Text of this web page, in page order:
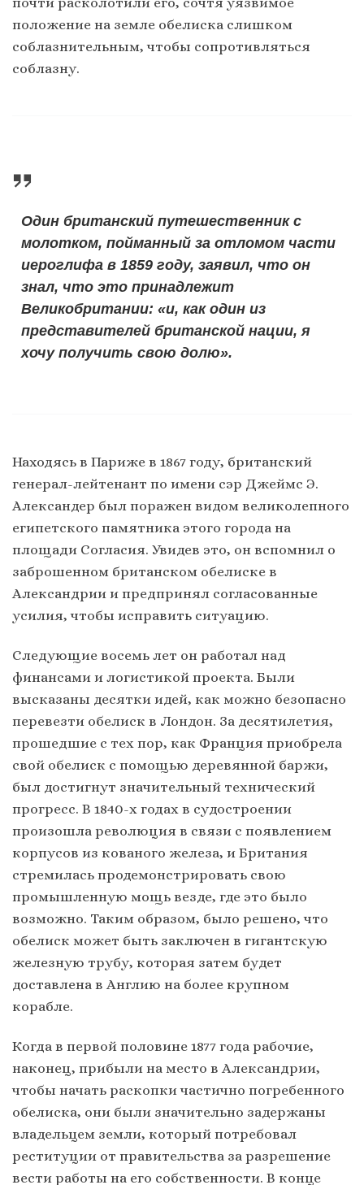
положение на земле обелиска слишком
соблазнительным, чтобы сопротивляться
соблазну.
Один британский путешественник с
молотком, пойманный за отломом части
иероглифа в 1859 году, заявил, что он
знал, что это принадлежит
Великобритании: «и, как один из
представителей британской нации, я
хочу получить свою долю».
Находясь в Париже в 1867 году, британский
генерал-лейтенант по имени сэр Джеймс Э.
Александер был поражен видом великолепного
египетского памятника этого города на
площади Согласия. Увидев это, он вспомнил о
заброшенном британском обелиске в
Александрии и предпринял согласованные
усилия, чтобы исправить ситуацию.
Следующие восемь лет он работал над
финансами и логистикой проекта. Были
высказаны десятки идей, как можно безопасно
перевезти обелиск в Лондон. За десятилетия,
прошедшие с тех пор, как Франция приобрела
свой обелиск с помощью деревянной баржи,
был достигнут значительный технический
прогресс. В 1840-х годах в судостроении
произошла революция в связи с появлением
корпусов из кованого железа, и Британия
стремилась продемонстрировать свою
промышленную мощь везде, где это было
возможно. Таким образом, было решено, что
обелиск может быть заключен в гигантскую
железную трубу, которая затем будет
доставлена ​​в Англию на более крупном
корабле.
Когда в первой половине 1877 года рабочие,
наконец, прибыли на место в Александрии,
чтобы начать раскопки частично погребенного
обелиска, они были значительно задержаны
владельцем земли, который потребовал
реституции от правительства за разрешение
вести работы на его собственности. В конце